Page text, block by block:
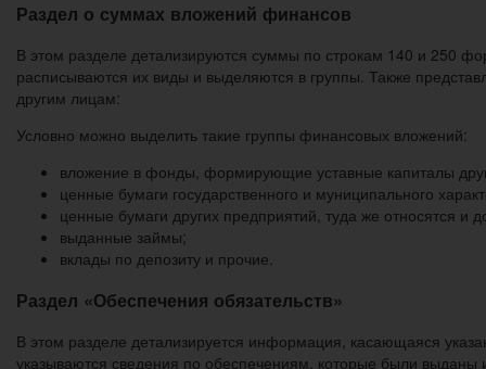
Раздел о суммах вложений финансов
В этом разделе детализируются суммы по строкам 140 и 250
расписываются их виды и выделяются в группы. Также
другим лицам:
Условно можно выделить такие группы финансовых вложений:
вложение в фонды, формирующие уставные капиталы
ценные бумаги государственного и муниципального
ценные бумаги других предприятий, туда же относятся и
выданные займы;
вклады по депозиту и прочие.
Раздел «Обеспечения обязательств»
В этом разделе детализируется информация, касающаяся
указываются сведения по обеспечениям, которые были выданы